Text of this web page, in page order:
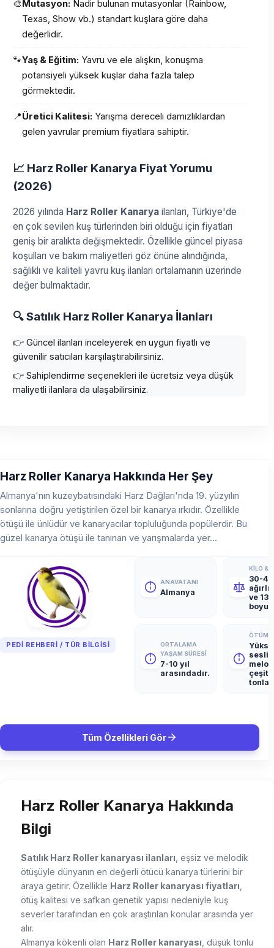
🎨 Mutasyon: Nadir bulunan mutasyonlar (Rainbow,
Texas, Show vb.) standart kuşlara göre daha
değerlidir.
🐾Yaş & Eğitim: Yavru ve ele alışkın, konuşma
potansiyeli yüksek kuşlar daha fazla talep
görmektedir.
📍Üretici Kalitesi: Yarışma dereceli damızlıklardan
gelen yavrular premium fiyatlara sahiptir.
📈 Harz Roller Kanarya Fiyat Yorumu
(2026)
2026 yılında Harz Roller Kanarya ilanları, Türkiye'de
en çok sevilen kuş türlerinden biri olduğu için fiyatları
geniş bir aralıkta değişmektedir. Özellikle güncel piyasa
koşulları ve bakım maliyetleri göz önüne alındığında,
sağlıklı ve kaliteli yavru kuş ilanları ortalamanın üzerinde
değer bulmaktadır.
🔍 Satılık Harz Roller Kanarya İlanları
👉 Güncel ilanları inceleyerek en uygun fiyatlı ve
güvenilir satıcıları karşılaştırabilirsiniz.
👉 Sahiplendirme seçenekleri ile ücretsiz veya düşük
maliyetli ilanlara da ulaşabilirsiniz.
Harz Roller Kanarya Hakkında Her Şey
Almanya'nın kuzeybatısındaki Harz Dağları'nda 19. yüzyılın
sonlarına doğru yetiştirilen özel bir kanarya ırkıdır. Özellikle
ötüşü ile ünlüdür ve kanaryacılar topluluğunda popülerdir. Bu
güzel kanarya ötüşü ile tanınan ve yarışmalarda yer...
PEDI REHBERI / TÜR BILGISI
ANAVATANI
Almanya
KILO &
30-
ve 13-
ORTALAMA
YAŞAM SÜRESI
7-10 yıl
arasındadır.
ÖTÜM
sesli,
çeşitli
Tüm Özellikleri Gör
Harz Roller Kanarya Hakkında
Bilgi
Satılık Harz Roller kanaryası ilanları , eşsiz ve melodik
ötüşüyle dünyanın en değerli ötücü kanarya türlerini bir
araya getirir. Özellikle Harz Roller kanaryası fiyatları
ötüş kalitesi ve safkan genetik yapısı nedeniyle kuş
severler tarafından en çok araştırılan konular arasında yer
alır.
Almanya kökenli olan Harz Roller kanaryası , düşük tonlu